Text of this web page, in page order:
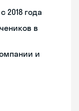
2018 года
в
и